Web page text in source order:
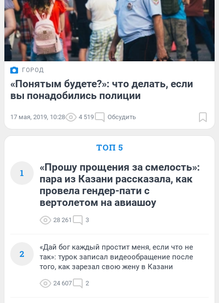
ГОРОД
«Понятым будете?»: что делать, если
вы понадобились полиции
17 мая, 2019, 10:28 4 519 Обсудить
ТОП 5
1
«Прошу прощения за смелость»:
пара из Казани рассказала, как
провела гендер-пати с
вертолетом на авиашоу
28 261 3
2
«Дай бог каждый простит меня, если что не
так»: турок записал видеообращение после
того, как зарезал свою жену в Казани
24 607 2